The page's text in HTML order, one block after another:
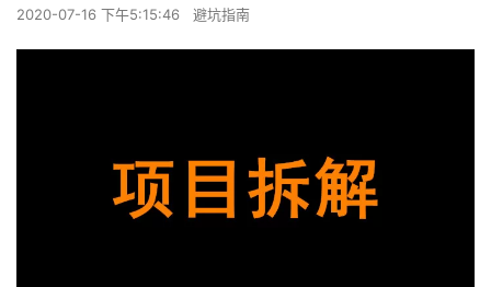
2020-07-16 下午5:15:46 避坑指南